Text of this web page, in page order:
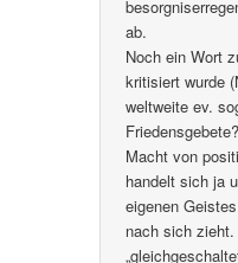
ab.
Noch ein Wort
kritisiert wurde
weltweite ev.
Macht von
handelt sich ja
eigenen
nach sich